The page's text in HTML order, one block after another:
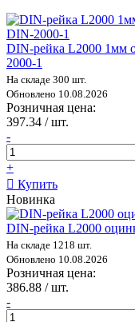
DIN-рейка L2000 1мм
2000-1
На складе 300 шт.
Обновлено 10.08.2026
Розничная цена:
397.34 / шт.
-
+
Купить
Новинка
DIN-рейка L2000
На складе 1218 шт.
Обновлено 10.08.2026
Розничная цена:
386.88 / шт.
-